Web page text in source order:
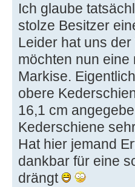
Ich glaube
stolze Besitzer
Leider hat uns
möchten nun eine
Markise.
obere
16,1 cm
Kederschiene
Hat hier jemand
dankbar für eine
drängt